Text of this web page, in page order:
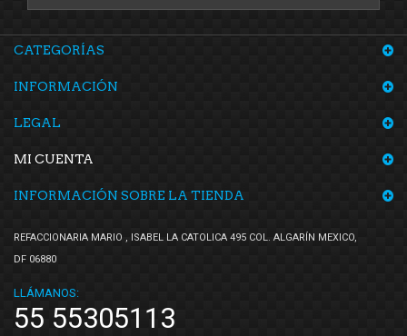
CATEGORÍAS
INFORMACIÓN
LEGAL
MI CUENTA
INFORMACIÓN SOBRE LA TIENDA
REFACCIONARIA MARIO , ISABEL LA CATOLICA 495 COL. ALGARÍN MEXICO,
DF 06880
LLÁMANOS:
55 55305113